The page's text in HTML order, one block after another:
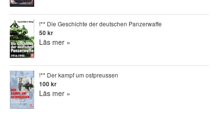
!** Die Geschichte der deutschen Panzerwaffe
50 kr
Läs mer »
!** Der kampf um ostpreussen
100 kr
Läs mer »